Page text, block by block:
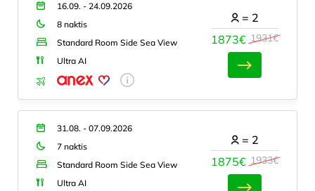
16.09. - 24.09.2026
8 naktis
Standard Room Side Sea View
Ultra AI
1873€ 1931€
= 2
31.08. - 07.09.2026
7 naktis
Standard Room Side Sea View
Ultra AI
1875€ 1933€
= 2